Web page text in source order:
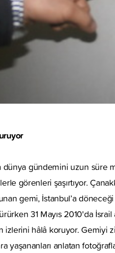
dünya gündemini uzun
görenleri şaşırtıyor.
gemi, İstanbul’a
31 Mayıs 2010'da
izlerini hâlâ koruyor. Gemiyi
yaşananları anlatan